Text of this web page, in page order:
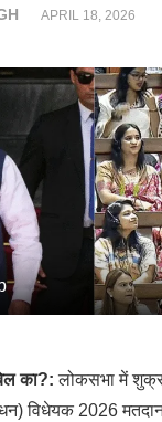
APRIL 18, 2026
का?: लोकसभा में
विधेयक 2026 मतदान